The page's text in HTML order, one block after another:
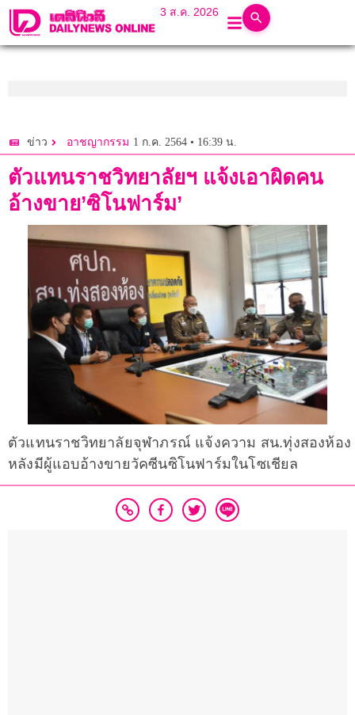
3 ส.ค. 2026
ข่าว อาชญากรรม 1 ก.ค. 2564 • 16:39 น.
ตัวแทนราชวิทยาลัยฯ แจ้งเอาผิดคน
อ้างขาย’ซิโนฟาร์ม’
ตัวแทนราชวิทยาลัยจุฬาภรณ์ แจ้งความ สน.ทุ่งสองห้อง
หลังมีผู้แอบอ้างขายวัคซีนซิโนฟาร์มในโซเชียล